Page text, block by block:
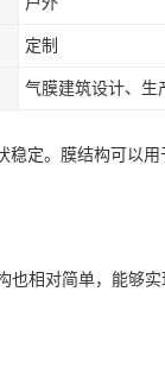
定制
气膜建筑设计、生
定。膜结构可以用
相对简单，能够实